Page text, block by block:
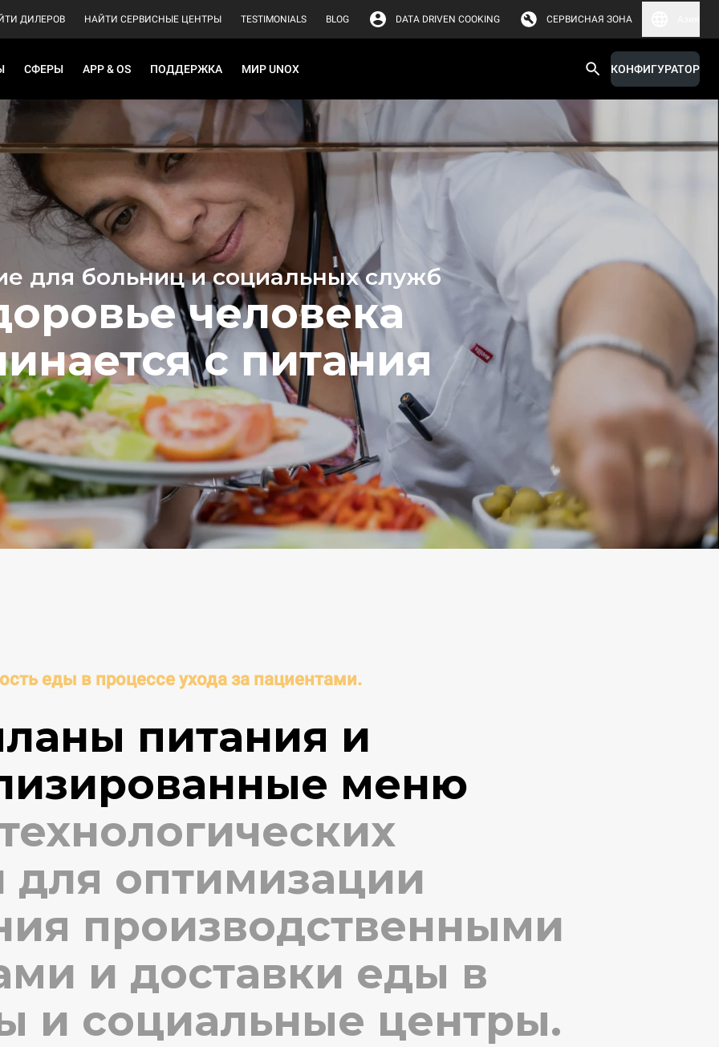
ДИЛЕРОВ НАЙТИ СЕРВИСНЫЕ ЦЕНТРЫ TESTIMONIALS BLOG DATA DRIVEN COOKING СЕРВИСНАЯ ЗОНА
СФЕРЫ APP & OS ПОДДЕРЖКА МИР UNOX КОНФИГУРАТОР
для больниц и социальных служб
человека
с питания
еды в процессе ухода за пациентами.
питания и
меню
оптимизации
производственными
и доставки еды в
и социальные центры.